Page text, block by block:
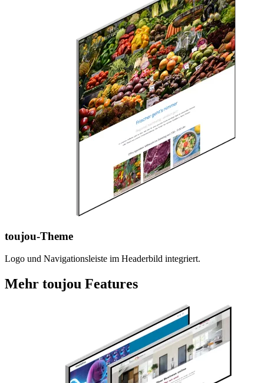
toujou-Theme
Logo und Navigationsleiste im Headerbild integriert.
Mehr toujou Features